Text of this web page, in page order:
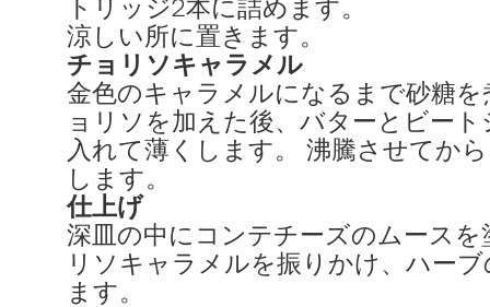
トリッジ2本に詰めます。
涼しい所に置きます。
チョリソキャラメル
金色のキャラメルになるまで砂糖を
ョリソを加えた後、バターとビー
入れて薄くします。 沸騰させてか
します。
仕上げ
深皿の中にコンテチーズのムースを
リソキャラメルを振りかけ、ハー
ます。